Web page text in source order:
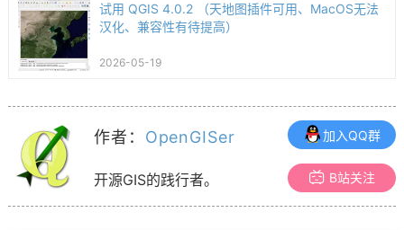
试用 QGIS 4.0.2 （天地图插件可用、MacOS无法
汉化、兼容性有待提高）
2026-05-19
作者： OpenGISer
开源GIS的践行者。
加入QQ群
B站关注